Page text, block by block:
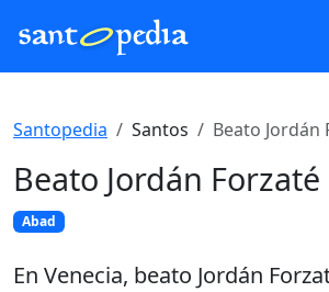
Santopedia Santos Beato Jordán
Beato Jordán Forzaté
Abad
En Venecia, beato Jordán